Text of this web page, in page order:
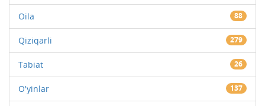
Oila 88
Qiziqarli 279
Tabiat 26
O'yinlar 137